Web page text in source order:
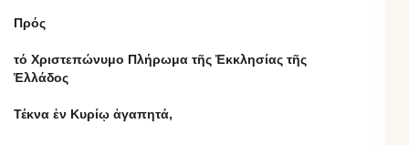
Πρός
τό Χριστεπώνυμο Πλήρωμα τῆς Ἐκκλησίας τῆς
Ἑλλάδος
Τέκνα ἐν Κυρίῳ ἀγαπητά,